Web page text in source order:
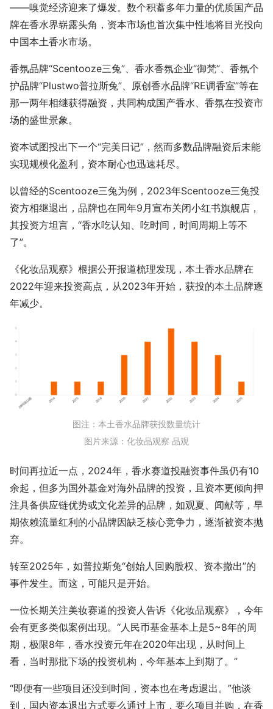
——嗅觉经济迎来了爆发。数个积蓄多年力量的优质国产品
牌在香水界崭露头角，资本市场也首次集中性地将目光投向
中国本土香水市场。
香氛品牌“Scentooze三兔”、香水香氛企业“御梵”、香氛个
护品牌“Plustwo普拉斯兔”、原创香水品牌“RE调香室”等在
那一两年相继获得融资，共同构成国产香水、香氛在投资市
场的盛世景象。
资本试图投出下一个“完美日记”，然而多数品牌融资后未能
实现规模化盈利，资本耐心也迅速耗尽。
以曾经的Scentooze三兔为例，2023年Scentooze三兔投
资方相继退出，品牌也在同年9月宣布关闭小红书旗舰店，
其投资方坦言，“香水吃认知、吃时间，时间周期上等不
了”。
《化妆品观察》根据公开报道梳理发现，本土香水品牌在
2022年迎来投资高点，从2023年开始，获投的本土品牌逐
年减少。
图注：本土香水品牌获投数量统计
图片来源：化妆品观察 品观
时间再拉近一点，2024年，香水赛道投融资事件虽仍有10
余起，但多为国外基金对海外品牌的投资，且资本更倾向押
注具备供应链优势或文化差异的品牌，如观夏、闻献等，早
期依赖流量红利的小品牌因缺乏核心竞争力，逐渐被资本抛
弃。
转至2025年，如普拉斯兔“创始人回购股权、资本撤出”的
事件发生。而这，可能只是开始。
一位长期关注美妆赛道的投资人告诉《化妆品观察》，今年
会有更多类似案例出现。“人民币基金基本上是5~8年的周
期，极限8年，香水投资元年在2020年出现，从时间上
看，当时那批下场的投资机构，今年基本上到期了。”
“即便有一些项目还没到时间，资本也在考虑退出。”他谈
到，国内资本退出方式要么通过上市，要么项目并购，在香